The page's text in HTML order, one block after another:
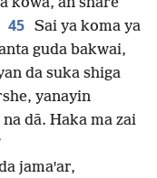
kowa, an share
45 Sai ya koma ya
guda bakwai,
da suka shiga
yanayin
dā. Haka ma zai
jamaꞌar,